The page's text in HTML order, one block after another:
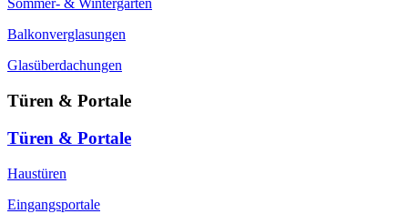
Sommer- & Wintergärten
Balkonverglasungen
Glasüberdachungen
Türen & Portale
Türen & Portale
Haustüren
Eingangsportale